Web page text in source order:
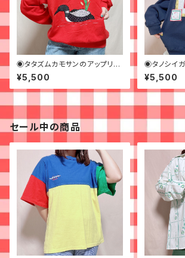
◉タタズムカモサンのアップリケ
スウェット◉古着
¥5,500
◉タノシイ
ウェット◉
イズ
¥5,500
セール中の商品